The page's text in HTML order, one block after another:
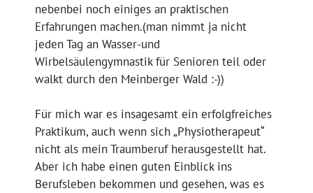
nebenbei noch einiges an praktischen
Erfahrungen machen.(man nimmt ja nicht
jeden Tag an Wasser-und
Wirbelsäulengymnastik für Senioren teil oder
walkt durch den Meinberger Wald :-))
Für mich war es insagesamt ein erfolgfreiches
Praktikum, auch wenn sich „Physiotherapeut“
nicht als mein Traumberuf herausgestellt hat.
Aber ich habe einen guten Einblick ins
Berufsleben bekommen und gesehen, was es